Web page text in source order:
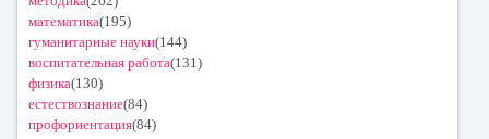
математика(195)
гуманитарные науки(144)
воспитательная работа(131)
физика(130)
естествознание(84)
профориентация(84)